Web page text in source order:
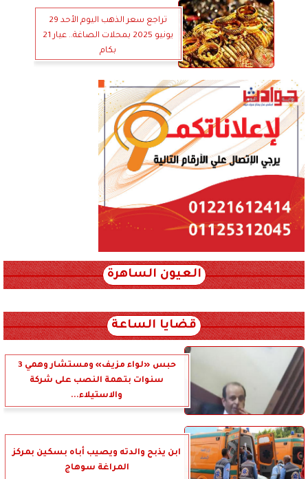
تراجع سعر الذهب اليوم الأحد 29
يونيو 2025 بمحلات الصاغة.. عيار 21
بكام
العيون الساهرة
قضايا الساعة
حبس «لواء مزيف» ومستشار وهمي 3
سنوات بتهمة النصب على شركة
والاستيلاء...
ابن يذبح والدته ويصيب أباه بسكين بمركز
المراغة سوهاج